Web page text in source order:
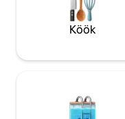
Sankt Annaberg
Speedway..
Köök